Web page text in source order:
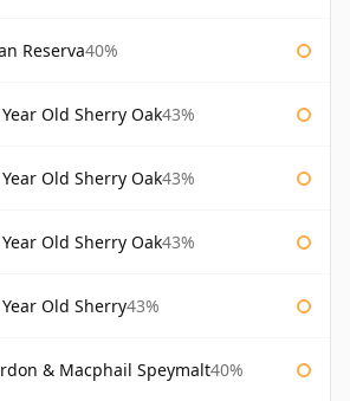
Reserva40%
Old Sherry Oak43%
Old Sherry Oak43%
Old Sherry Oak43%
Old Sherry43%
& Macphail Speymalt40%